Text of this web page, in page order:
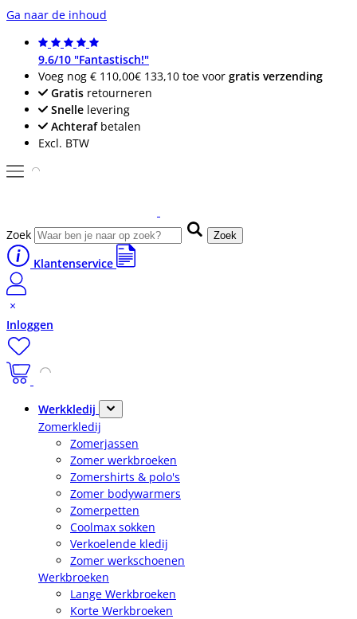
Ga naar de inhoud
9.6/10 "Fantastisch!"
Voeg nog € 110,00€ 133,10 toe voor gratis verzending
Gratis retourneren
Snelle levering
Achterafbetalen
Excl. BTW
Zoek Zoek
Klantenservice
Inloggen
Werkkledij
Zomerkledij
Zomerjassen
Zomer werkbroeken
Zomershirts & polo's
Zomer bodywarmers
Zomerpetten
Coolmax sokken
Verkoelende kledij
Zomer werkschoenen
Werkbroeken
Lange Werkbroeken
Korte Werkbroeken